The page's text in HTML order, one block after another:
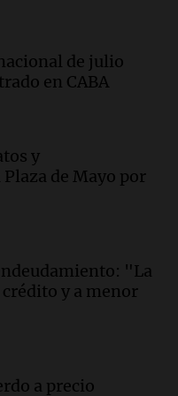
Vega, tras
derribó el mito
de julio
en CABA
y
de Mayo por
"La
y a menor
a precio